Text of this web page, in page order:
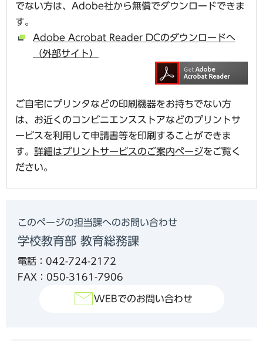
でない方は、Adobe社から無償でダウンロードできま
す。
Adobe Acrobat Reader DCのダウンロードへ
（外部サイト）
ご自宅にプリンタなどの印刷機器をお持ちでない方
は、お近くのコンビニエンスストアなどのプリントサ
ービスを利用して申請書等を印刷することができま
す。 詳細はプリントサービスのご案内ページをご覧く
ださい。
このページの担当課へのお問い合わせ
学校教育部 教育総務課
電話：042-724-2172
FAX：050-3161-7906
WEBでのお問い合わせ